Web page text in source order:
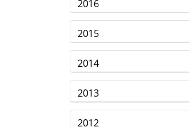
2016
2015
2014
2013
2012